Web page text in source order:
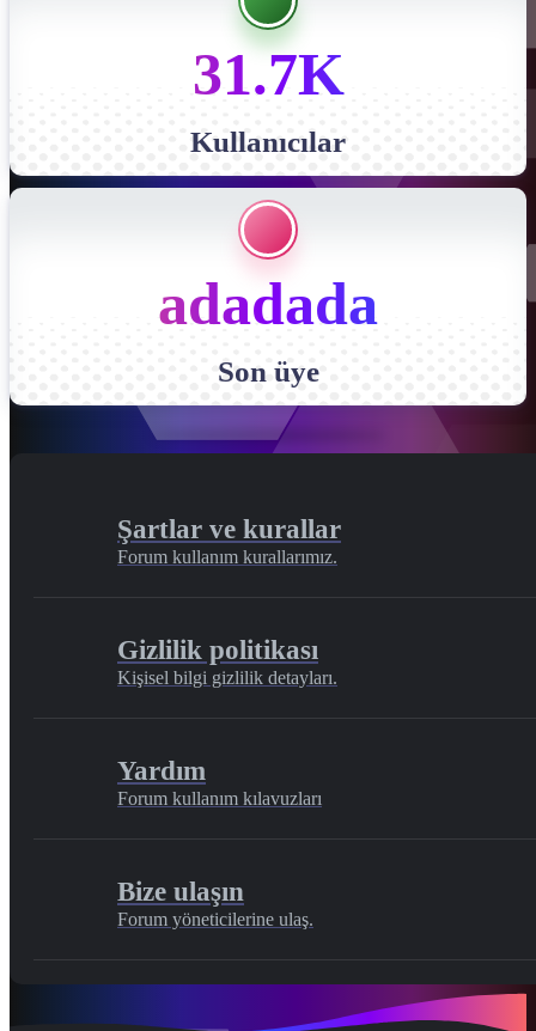
31.7K
Kullanıcılar
adadada
Son üye
Şartlar ve kurallar
Forum kullanım kurallarımız.
Gizlilik politikası
Kişisel bilgi gizlilik detayları.
Yardım
Forum kullanım kılavuzları
Bize ulaşın
Forum yöneticilerine ulaş.